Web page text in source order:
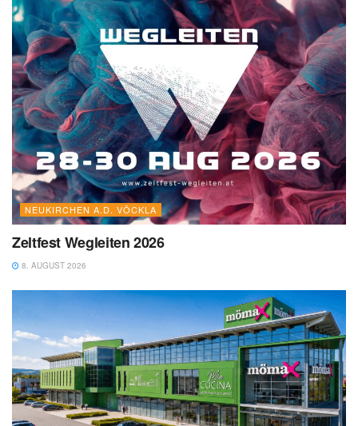
NEUKIRCHEN A.D. VÖCKLA
Zeltfest Wegleiten 2026
8. AUGUST 2026